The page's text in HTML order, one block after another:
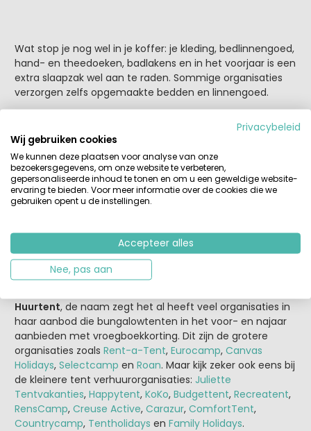
Wat stop je nog wel in je koffer: je kleding, bedlinnengoed,
hand- en theedoeken, badlakens en in het voorjaar is een
extra slaapzak wel aan te raden. Sommige organisaties
verzorgen zelfs opgemaakte bedden en linnengoed.
Welke regio’s zijn aantrekkelijk in het
voor- en najaar?
Geen zin om ver te rijden of slechts 1 weekje vakantie?
Kies dan voor een kampeervakantie in het noorden van
Frankrijk, inBelgië,NederlandofDuitslanden maak gebruik
van devroegboekkortingendie diverse tentorganisaties
om naarSpanjeofItaliëte gaan en dan wordt een
voorjaarsvakantie goedkoop en ook nog eens heel
relaxed. Want de kans op mooi weer is groot, en de
campings staan in de startblokken en hebber er zin in.
Huurtent, de naam zegt het al heeft veel organisaties in
haar aanbod die bungalowtenten in het voor- en najaar
aanbieden met vroegboekkorting. Dit zijn de grotere
organisaties zoals Rent-a-Tent, Eurocamp, Canvas
Holidays, Selectcamp en Roan. Maar kijk zeker ook eens bij
de kleinere tent verhuurorganisaties: Juliette
Tentvakanties, Happytent, KoKo, Budgettent, Recreatent,
RensCamp, Creuse Active, Carazur, ComfortTent,
Countrycamp, Tentholidays en Family Holidays.
Privacybeleid
Wij gebruiken cookies
We kunnen deze plaatsen voor analyse van onze
bezoekersgegevens, om onze website te verbeteren,
gepersonaliseerde inhoud te tonen en om u een geweldige website-
ervaring te bieden. Voor meer informatie over de cookies die we
gebruiken opent u de instellingen.
Accepteer alles
Nee, pas aan